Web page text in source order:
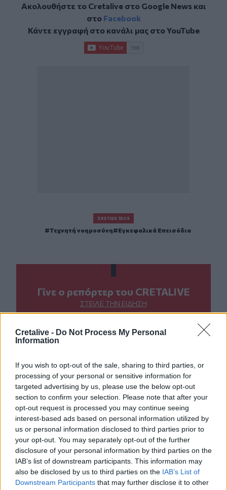
Cretalive - Do Not Process My Personal
Information
If you wish to opt-out of the sale, sharing to third parties, or
processing of your personal or sensitive information for
targeted advertising by us, please use the below opt-out
section to confirm your selection. Please note that after your
opt-out request is processed you may continue seeing
interest-based ads based on personal information utilized by
us or personal information disclosed to third parties prior to
your opt-out. You may separately opt-out of the further
disclosure of your personal information by third parties on the
IAB’s list of downstream participants. This information may
also be disclosed by us to third parties on the IAB’s List of
Downstream Participants that may further disclose it to other
Ακολουθήστε το Cretalive στο Google Newsκαι
στο Facebook
Κάντε εγγραφή στο κανάλι μας στοYouTube
ΣΧΕΤΙΚΆ TAGS
Τεχνητή νοημοσύνη Εγκεφαλικά Επεισόδια
Γίνε ο ρεπόρτερ του CRETALIVE
ΣΤΕΊΛΕ ΤΗΝ ΕΊΔΗΣΗ
Ροή ειδήσεων Δημοφιλή
15:03
Άμεση κι αποτελεσματική επέμβαση της πυροσβεστικής
για φωτιά στα Νέα Ρούματα
Θρίλερ στον Λυκαβηττό: Σε 57χρονη γυναίκα από την
Κυψέλη ανήκει η σορός (photos)
Πνιγμοί στην Ελλάδα: Γιατί κινδυνεύουν περισσότερο οι